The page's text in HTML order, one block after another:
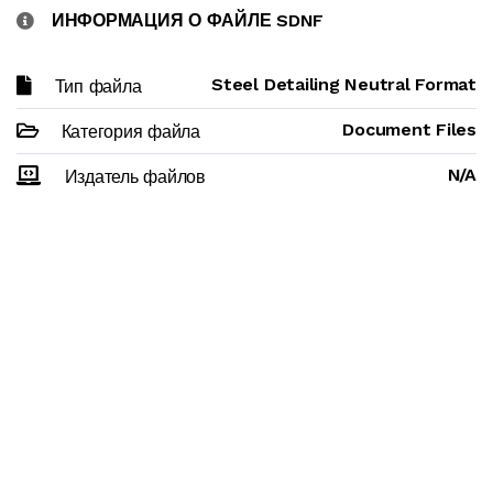
ИНФОРМАЦИЯ О ФАЙЛЕ SDNF
Тип файла Steel Detailing Neutral Format
Категория файла Document Files
Издатель файлов N/A